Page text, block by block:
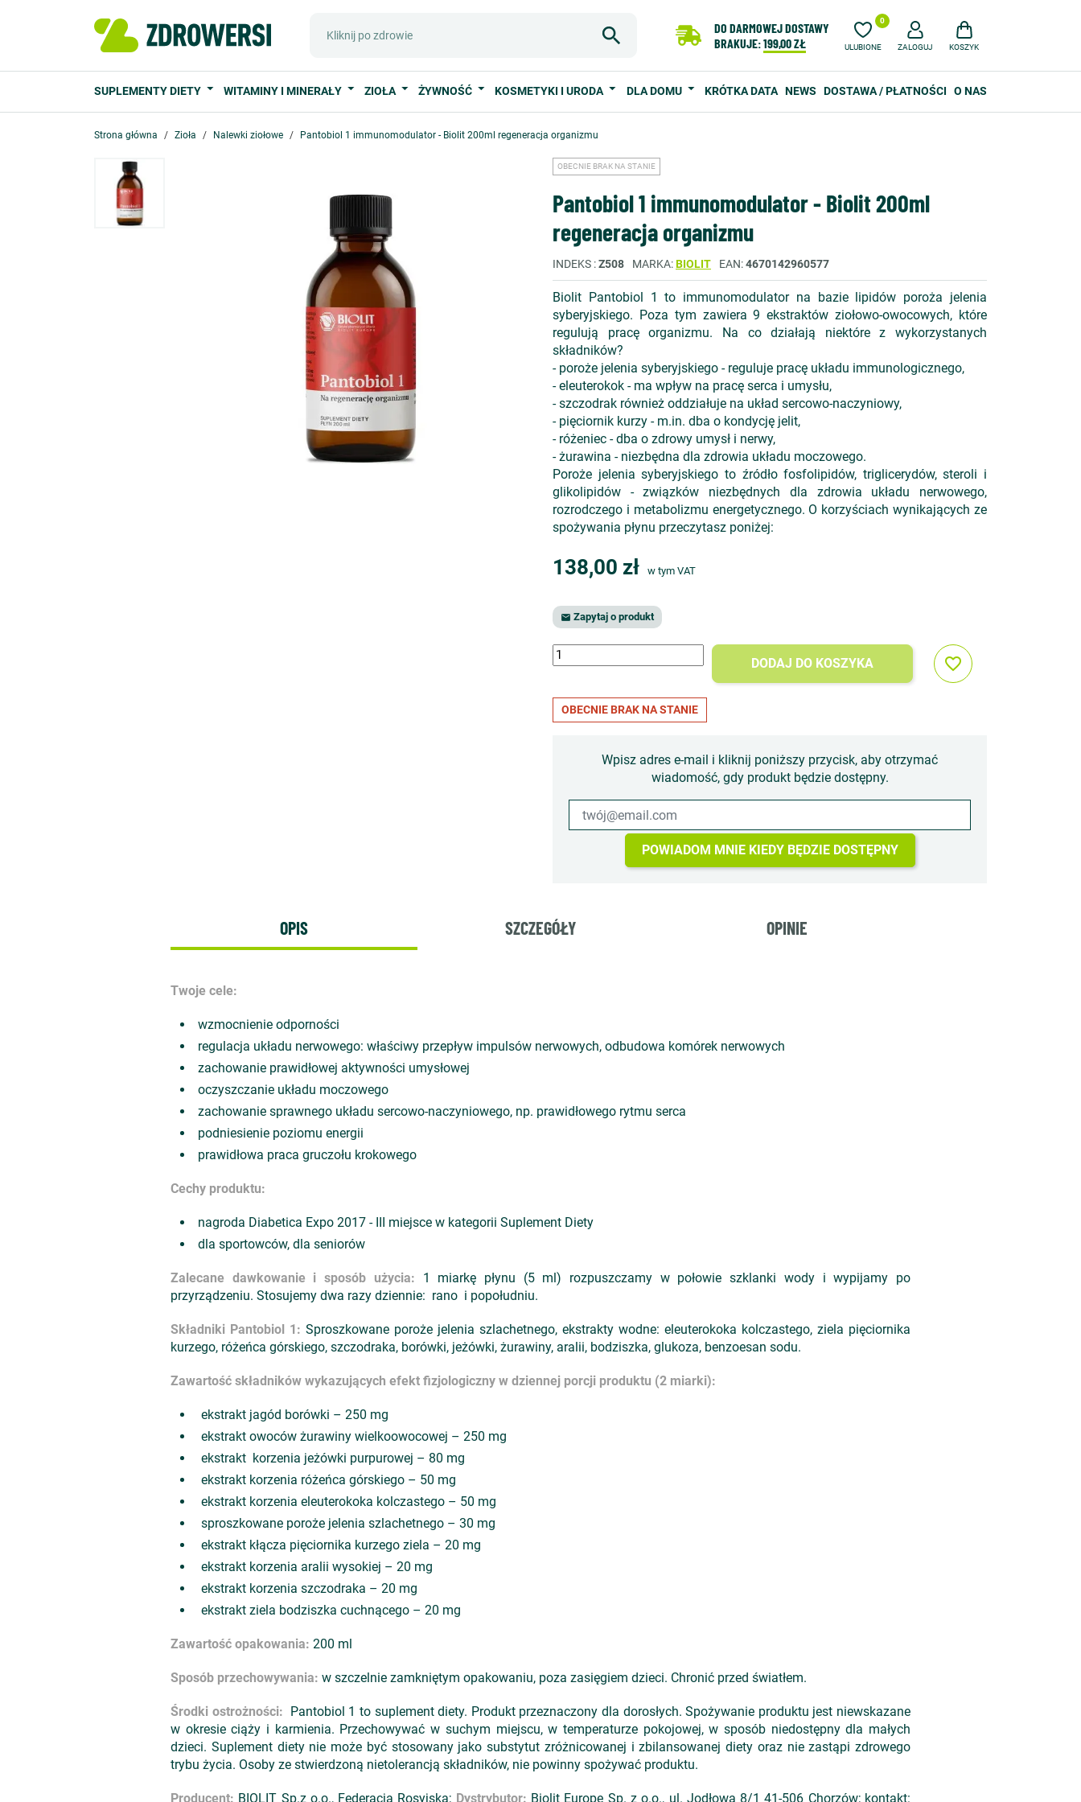
DO DARMOWEJ DOSTAWY
BRAKUJE:199,00 ZŁ ULUBIONE
0
ZALOGUJ KOSZYK
SUPLEMENTY DIETY WITAMINY I MINERAŁY ZIOŁA ŻYWNOŚĆ KOSMETYKI I URODA DLA DOMU KRÓTKA DATA NEWS DOSTAWA / PŁATNOŚCI O NAS
Strona główna Zioła Nalewki ziołowe Pantobiol 1 immunomodulator - Biolit 200ml regeneracja organizmu
OBECNIE BRAK NA STANIE
Pantobiol 1 immunomodulator - Biolit 200ml
regeneracja organizmu
INDEKS Z508 MARKA BIOLIT EAN 4670142960577
Biolit Pantobiol 1 to immunomodulator na bazie lipidów poroża jelenia
syberyjskiego. Poza tym zawiera 9 ekstraktów ziołowo-owocowych, które
regulują pracę organizmu. Na co działają niektóre z wykorzystanych
składników?
- poroże jelenia syberyjskiego - reguluje pracę układu immunologicznego,
- eleuterokok - ma wpływ na pracę serca i umysłu,
- szczodrak również oddziałuje na układ sercowo-naczyniowy,
- pięciornik kurzy - m.in. dba o kondycję jelit,
- różeniec - dba o zdrowy umysł i nerwy,
- żurawina - niezbędna dla zdrowia układu moczowego.
Poroże jelenia syberyjskiego to źródło fosfolipidów, triglicerydów, steroli i
glikolipidów - związków niezbędnych dla zdrowia układu nerwowego,
rozrodczego i metabolizmu energetycznego. O korzyściach wynikających ze
spożywania płynu przeczytasz poniżej:
138,00 zł w tym VAT
 Zapytaj o produkt
DODAJ DO KOSZYKA favorite_border
OBECNIE BRAK NA STANIE
Wpisz adres e-mail i kliknij poniższy przycisk, aby otrzymać
wiadomość, gdy produkt będzie dostępny.
POWIADOM MNIE KIEDY BĘDZIE DOSTĘPNY
OPIS SZCZEGÓŁY OPINIE
Twoje cele:
wzmocnienie odporności
regulacja układu nerwowego: właściwy przepływ impulsów nerwowych, odbudowa komórek nerwowych
zachowanie prawidłowej aktywności umysłowej
oczyszczanie układu moczowego
zachowanie sprawnego układu sercowo-naczyniowego, np. prawidłowego rytmu serca
podniesienie poziomu energii
prawidłowa praca gruczołu krokowego
Cechy produktu:
nagroda Diabetica Expo 2017 - III miejsce w kategorii Suplement Diety
dla sportowców, dla seniorów
Zalecane dawkowanie i sposób użycia: 1 miarkę płynu (5 ml) rozpuszczamy w połowie szklanki wody i wypijamy po
przyrządzeniu. Stosujemy dwa razy dziennie: rano i popołudniu.
Składniki Pantobiol 1: Sproszkowane poroże jelenia szlachetnego, ekstrakty wodne: eleuterokoka kolczastego, ziela pięciornika
kurzego, różeńca górskiego, szczodraka, borówki, jeżówki, żurawiny, aralii, bodziszka, glukoza, benzoesan sodu.
Zawartość składników wykazujących efekt fizjologiczny w dziennej porcji produktu (2 miarki):
ekstrakt jagód borówki – 250 mg
ekstrakt owoców żurawiny wielkoowocowej – 250 mg
ekstrakt korzenia jeżówki purpurowej – 80 mg
ekstrakt korzenia różeńca górskiego – 50 mg
ekstrakt korzenia eleuterokoka kolczastego – 50 mg
sproszkowane poroże jelenia szlachetnego – 30 mg
ekstrakt kłącza pięciornika kurzego ziela – 20 mg
ekstrakt korzenia aralii wysokiej – 20 mg
ekstrakt korzenia szczodraka – 20 mg
ekstrakt ziela bodziszka cuchnącego – 20 mg
Zawartość opakowania: 200 ml
Sposób przechowywania: w szczelnie zamkniętym opakowaniu, poza zasięgiem dzieci. Chronić przed światłem.
Środki ostrożności: Pantobiol 1 to suplement diety. Produkt przeznaczony dla dorosłych. Spożywanie produktu jest niewskazane
w okresie ciąży i karmienia. Przechowywać w suchym miejscu, w temperaturze pokojowej, w sposób niedostępny dla małych
dzieci. Suplement diety nie może być stosowany jako substytut zróżnicowanej i zbilansowanej diety oraz nie zastąpi zdrowego
trybu życia. Osoby ze stwierdzoną nietolerancją składników, nie powinny spożywać produktu.
Producent: BIOLIT Sp.z o.o., Federacja Rosyjska; Dystrybutor: Biolit Europe Sp. z o.o., ul. Jodłowa 8/1 41-506 Chorzów; kontakt: